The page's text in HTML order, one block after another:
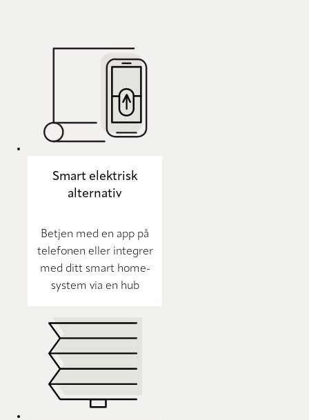
Smart elektrisk
alternativ
Betjen med en app på
telefonen eller integrer
med ditt smart home-
system via en hub